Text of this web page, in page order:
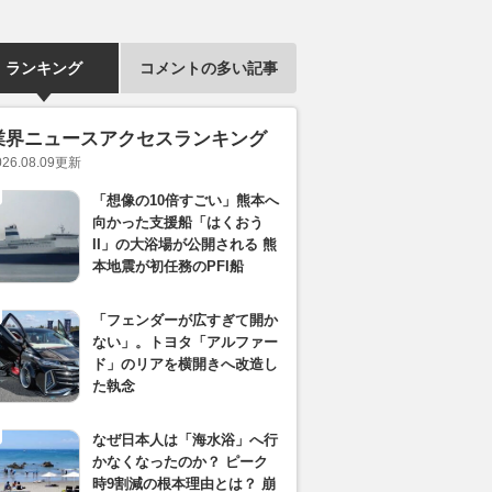
ランキング コメントの多い記事
界ニュースアクセスランキング
更新
「想像の10倍すごい」熊本へ
向かった支援船「はくおう
II」の大浴場が公開される 熊
本地震が初任務のPFI船
「フェンダーが広すぎて開か
ない」。トヨタ「アルファー
ド」のリアを横開きへ改造し
た執念
なぜ日本人は「海水浴」へ行
かなくなったのか？ ピーク
時9割減の根本理由とは？ 崩